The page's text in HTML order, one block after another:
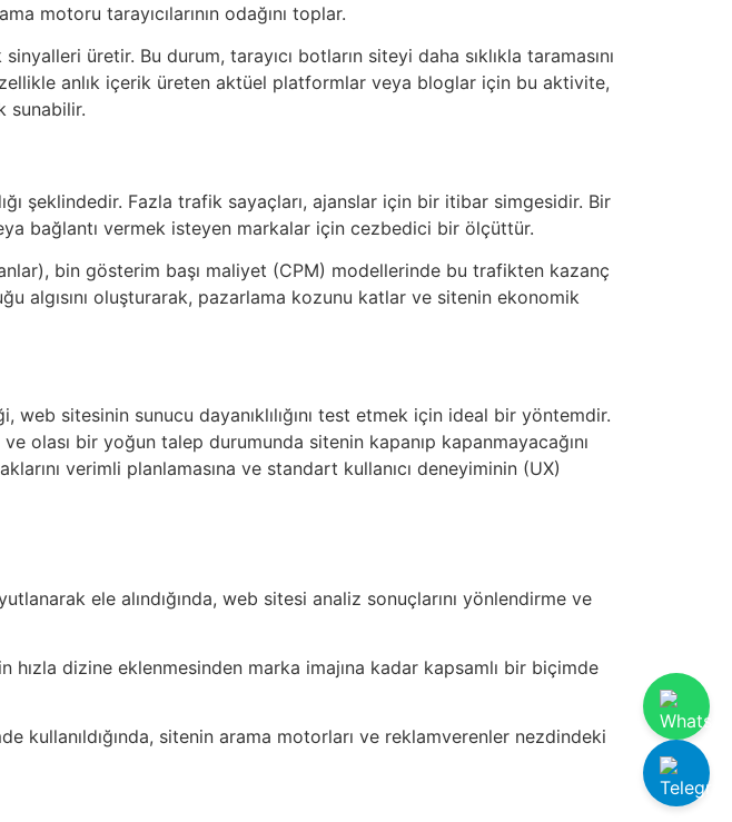
motoru tarayıcılarının odağını toplar.
üretir. Bu durum, tarayıcı botların siteyi daha sıklıkla taramasını
anlık içerik üreten aktüel platformlar veya bloglar için bu aktivite,
sunabilir.
şeklindedir. Fazla trafik sayaçları, ajanslar için bir itibar simgesidir. Bir
bağlantı vermek isteyen markalar için cezbedici bir ölçüttür.
bin gösterim başı maliyet (CPM) modellerinde bu trafikten kazanç
algısını oluşturarak, pazarlama kozunu katlar ve sitenin ekonomik
sitesinin sunucu dayanıklılığını test etmek için ideal bir yöntemdir.
olası bir yoğun talep durumunda sitenin kapanıp kapanmayacağını
verimli planlamasına ve standart kullanıcı deneyiminin (UX)
ele alındığında, web sitesi analiz sonuçlarını yönlendirme ve
hızla dizine eklenmesinden marka imajına kadar kapsamlı bir biçimde
sitenin arama motorları ve reklamverenler nezdindeki